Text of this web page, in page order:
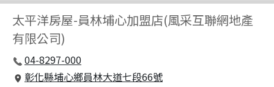
太平洋房屋-員林埔心加盟店(風采互聯網地產
有限公司)
04-8297-000
彰化縣埔心鄉員林大道七段66號